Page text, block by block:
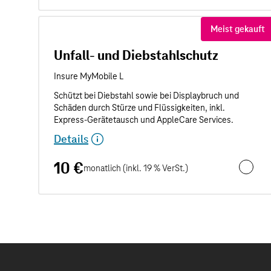
Meist gekauft
Unfall- und Diebstahlschutz
Details
10 €monatlich (inkl. 19 % VerSt.) Unfall-